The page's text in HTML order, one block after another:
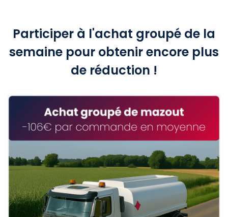
Participer à l'achat groupé de la
semaine pour obtenir encore plus
de réduction !